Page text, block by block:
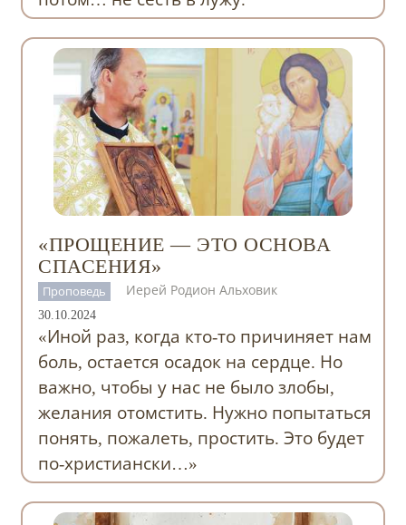
«ПРОЩЕНИЕ — ЭТО ОСНОВА
СПАСЕНИЯ»
Проповедь
Иерей Родион Альховик
30.10.2024
«Иной раз, когда кто-то причиняет нам
боль, остается осадок на сердце. Но
важно, чтобы у нас не было злобы,
желания отомстить. Нужно попытаться
понять, пожалеть, простить. Это будет
по-христиански…»